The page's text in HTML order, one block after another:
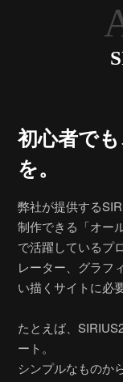
初心者でも
を。
弊社が提供する
制作できる「オー
で活躍しているプ
レーター、グラフ
い描くサイトに必
たとえば、
ート。
シンプルなものか